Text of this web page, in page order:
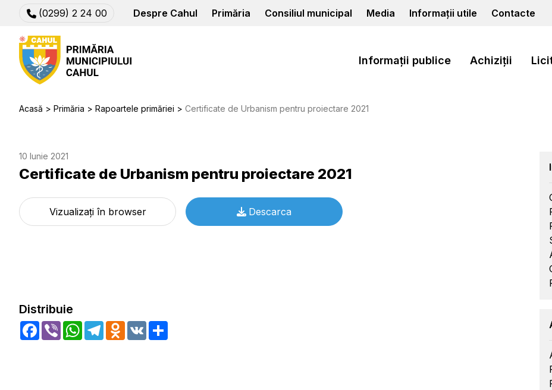
(0299) 2 24 00 Despre Cahul Primăria Consiliul municipal Media Informații utile Contacte
Informații publice Achiziții
Acasă Primăria Rapoartele primăriei Certificate de Urbanism pentru proiectare 2021
10 Iunie 2021
Certificate de Urbanism pentru proiectare 2021
Vizualizați în browser Descarca
Distribuie
Facebook
Viber WhatsApp
TelegramOdnoklassniki
VK